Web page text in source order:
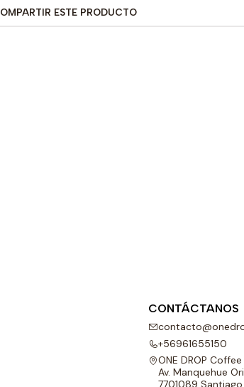
ESTE PRODUCTO
CONTÁCTANOS
+56961655150
ONE DROP
Av. Manquehue
7701089